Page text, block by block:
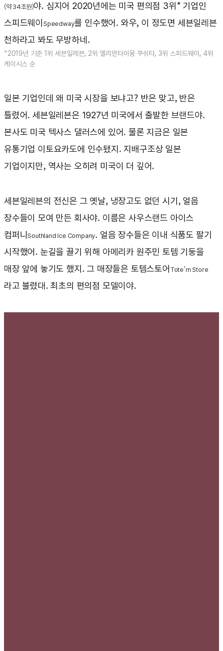
(약 34조원)야. 심지어 2020년에는 미국 편의점 3위* 기업인
스피드웨이 Speedway를 인수했어. 와우, 이 정도면 세븐일레븐
천하라고 봐도 무방하네.
*2019년 기준 1위 세븐일레븐, 2위 엘리먼타이몽 쿠쉬타, 3위 스피드웨이, 4위
케이시스 순
일본 기업인데 왜 미국 시장을 보냐고? 반은 맞고, 반은
틀렸어. 세븐일레븐은 1927년 미국에서 출발한 브랜드야.
본사도 미국 텍사스 댈러스에 있어. 물론 지금은 일본
유통기업 이토요카도에 인수됐지. 지배구조상 일본
기업이지만, 역사는 오히려 미국이 더 깊어.
세븐일레븐의 전신은 그 옛날, 냉장고도 없던 시기, 얼음
장수들이 모여 만든 회사야. 이름은 사우스랜드 아이스
컴퍼니Southland Ice Company. 얼음 장수들은 이내 식품도 팔기
시작했어. 눈길을 끌기 위해 아메리카 원주민 토템 기둥을
매장 앞에 놓기도 했지. 그 매장들은 토템스토어 Tote’m Store
라고 불렸대. 최초의 편의점 모델이야.